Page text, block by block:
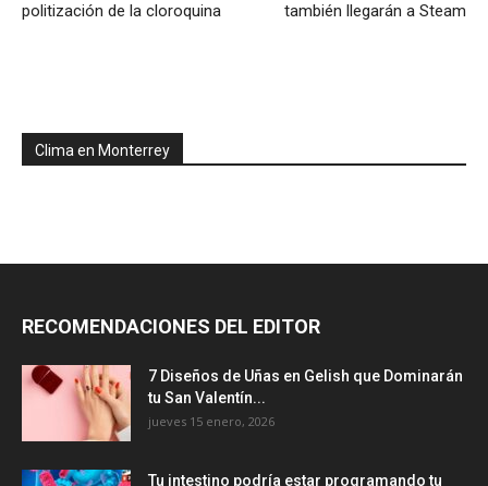
politización de la cloroquina
también llegarán a Steam
Clima en Monterrey
RECOMENDACIONES DEL EDITOR
7 Diseños de Uñas en Gelish que Dominarán
tu San Valentín...
jueves 15 enero, 2026
Tu intestino podría estar programando tu